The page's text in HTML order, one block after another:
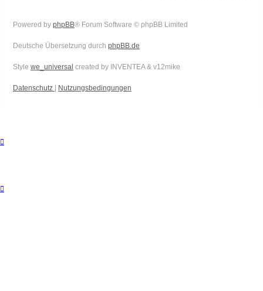
Powered by phpBB® Forum Software © phpBB Limited
Deutsche Übersetzung durch phpBB.de
Style we_universal created by INVENTEA & v12mike
Datenschutz Nutzungsbedingungen